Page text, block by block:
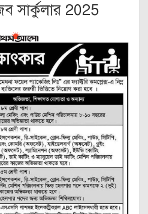
সার্কুলার 2025